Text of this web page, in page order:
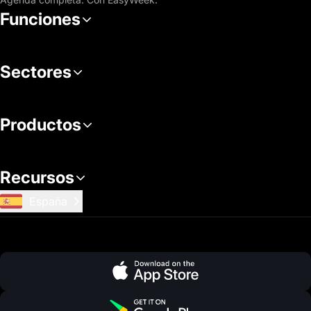
Funciones
Sectores
Productos
Recursos